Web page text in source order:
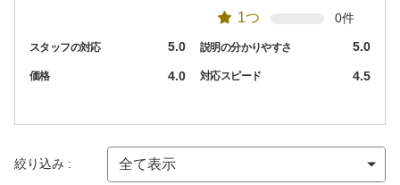
1つ 0件
スタッフの対応 5.0 説明の分かりやすさ 5.0
価格 4.0 対応スピード 4.5
絞り込み :